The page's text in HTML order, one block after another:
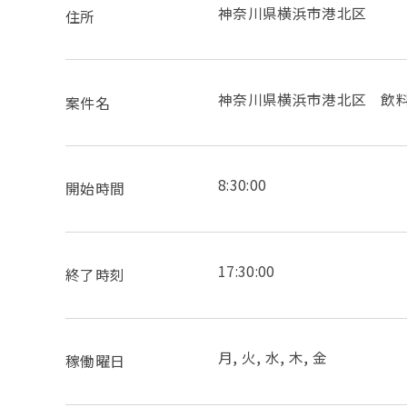
住所 神奈川県横浜市港北区
案件名 神奈川県横浜市港北区 飲
開始時間 8:30:00
終了時刻 17:30:00
稼働曜日 月, 火, 水, 木, 金